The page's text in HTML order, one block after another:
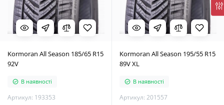
Kormoran All Season 185/65 R15
92V
В наявності
Артикул: 193353
Kormoran All Season 195/55 R15
89V XL
В наявності
Артикул: 201557